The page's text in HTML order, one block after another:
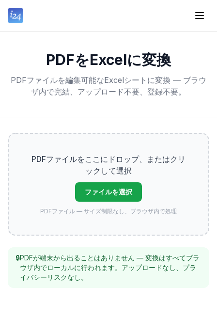
PDFをExcelに変換
PDFファイルを編集可能なExcelシートに変換 — ブラウ
ザ内で完結、アップロード不要、登録不要。
PDFファイルをここにドロップ、またはクリ
ックして選択
ファイルを選択
PDFファイル — サイズ制限なし、ブラウザ内で処理
🔒PDFが端末から出ることはありません — 変換はすべてブラ
ウザ内でローカルに行われます。アップロードなし、プラ
イバシーリスクなし。